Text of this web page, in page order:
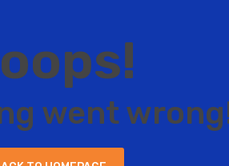
oops!
g went wrong